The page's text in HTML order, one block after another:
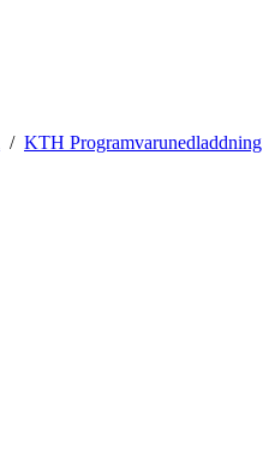
KTH Programvarunedladdning